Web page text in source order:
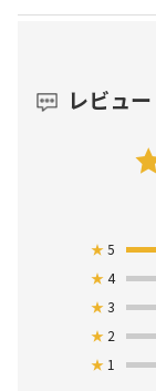
レビュー
★5
★4
★3
★ 2
★ 1